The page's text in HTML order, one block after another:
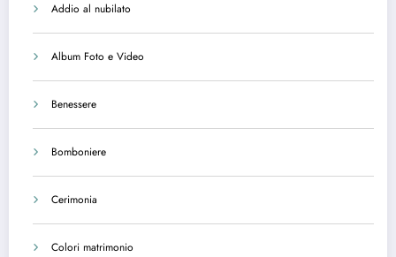
Addio al nubilato
Album Foto e Video
Benessere
Bomboniere
Cerimonia
Colori matrimonio